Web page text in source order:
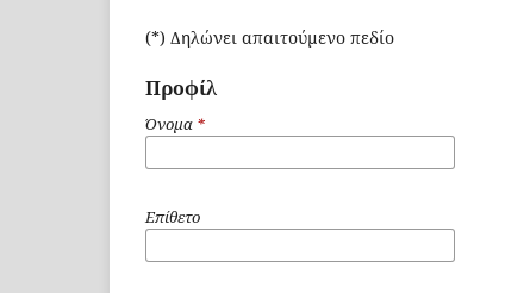
(*) Δηλώνει απαιτούμενο πεδίο
Προφίλ
Όνομα *
Επίθετο